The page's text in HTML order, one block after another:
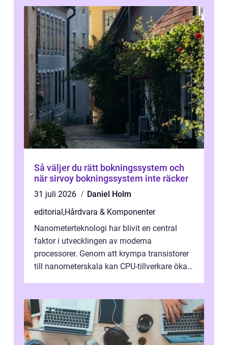
Så väljer du rätt bokningssystem och
när sirvoy bokningssystem inte räcker
31 juli 2026
Daniel Holm
editorial,Hårdvara & Komponenter
Nanometerteknologi har blivit en central
faktor i utvecklingen av moderna
processorer. Genom att krympa transistorer
till nanometerskala kan CPU-tillverkare öka